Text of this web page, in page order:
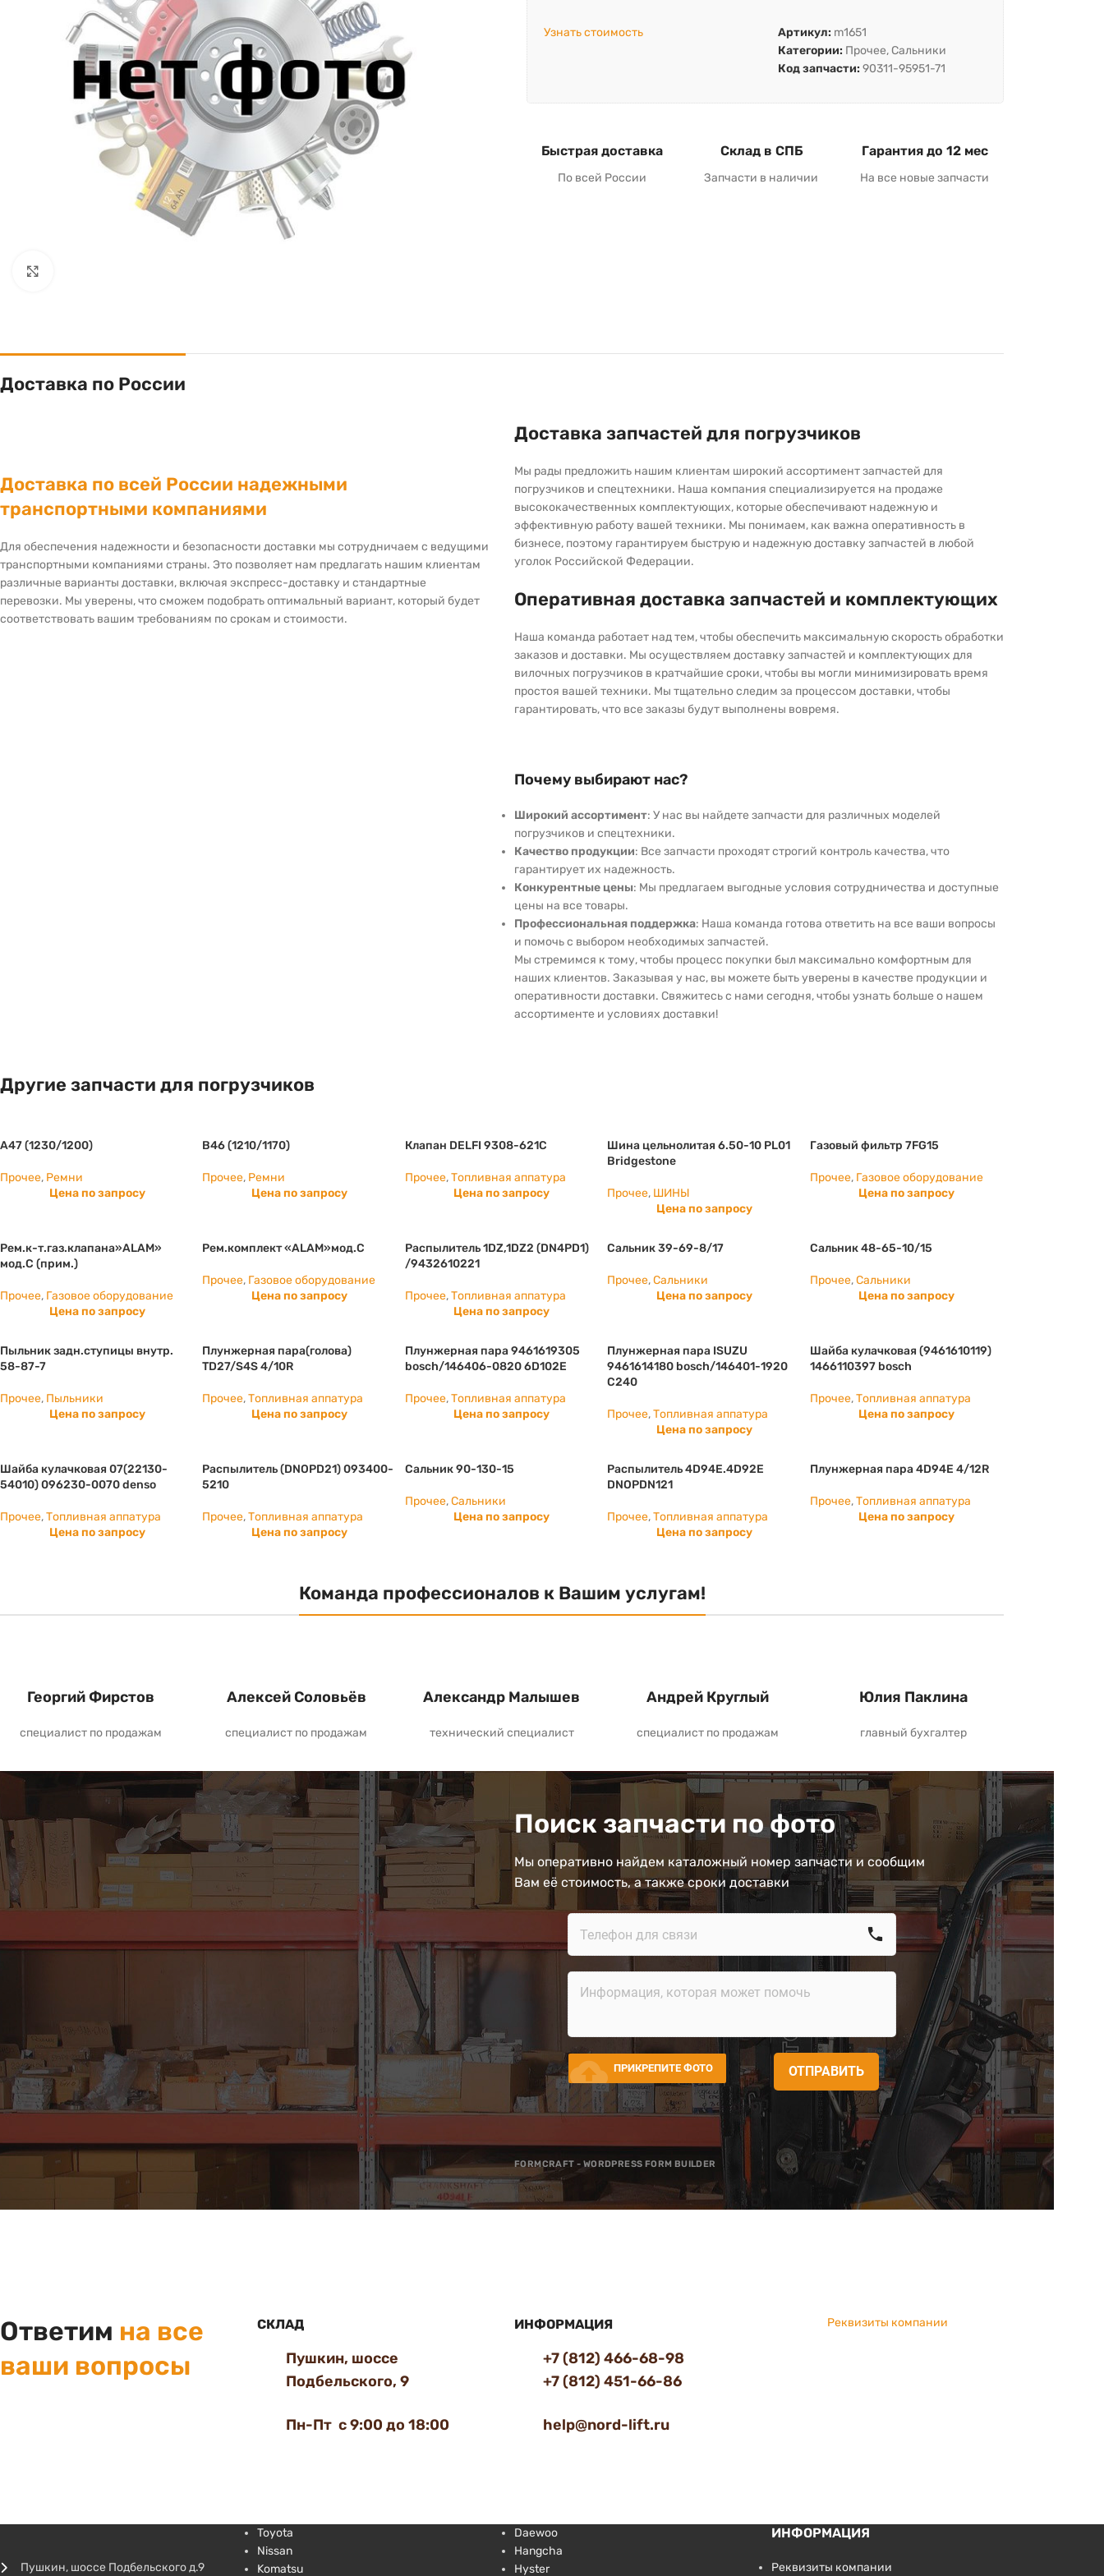
Узнать стоимость Артикул: m1651
Категории: Прочее, Сальники
Код запчасти: 90311-95951-71
Быстрая доставка
По всей России
Склад в СПБ
Запчасти в наличии
Гарантия до 12 мес
На все новые запчасти
Доставка по России
Доставка по всей России надежными
транспортными компаниями
Для обеспечения надежности и безопасности доставки мы сотрудничаем с ведущими
транспортными компаниями страны. Это позволяет нам предлагать нашим клиентам
различные варианты доставки, включая экспресс-доставку и стандартные
перевозки. Мы уверены, что сможем подобрать оптимальный вариант, который будет
соответствовать вашим требованиям по срокам и стоимости.
Доставка запчастей для погрузчиков
Мы рады предложить нашим клиентам широкий ассортимент запчастей для
погрузчиков и спецтехники. Наша компания специализируется на продаже
высококачественных комплектующих, которые обеспечивают надежную и
эффективную работу вашей техники. Мы понимаем, как важна оперативность в
бизнесе, поэтому гарантируем быструю и надежную доставку запчастей в любой
уголок Российской Федерации.
Оперативная доставка запчастей и комплектующих
Наша команда работает над тем, чтобы обеспечить максимальную скорость обработки
заказов и доставки. Мы осуществляем доставку запчастей и комплектующих для
вилочных погрузчиков в кратчайшие сроки, чтобы вы могли минимизировать время
простоя вашей техники. Мы тщательно следим за процессом доставки, чтобы
гарантировать, что все заказы будут выполнены вовремя.
Почему выбирают нас?
Широкий ассортимент: У нас вы найдете запчасти для различных моделей
погрузчиков и спецтехники.
Качество продукции: Все запчасти проходят строгий контроль качества, что
гарантирует их надежность.
Конкурентные цены: Мы предлагаем выгодные условия сотрудничества и доступные
цены на все товары.
Профессиональная поддержка: Наша команда готова ответить на все ваши вопросы
и помочь с выбором необходимых запчастей.
Мы стремимся к тому, чтобы процесс покупки был максимально комфортным для
наших клиентов. Заказывая у нас, вы можете быть уверены в качестве продукции и
оперативности доставки. Свяжитесь с нами сегодня, чтобы узнать больше о нашем
ассортименте и условиях доставки!
Другие запчасти для погрузчиков
А47 (1230/1200)
Прочее, Ремни
Цена по запросу
B46 (1210/1170)
Прочее, Ремни
Цена по запросу
Клапан DELFI 9308-621C
Прочее,Топливная аппатура
Цена по запросу
Шина цельнолитая 6.50-10 PL01
Bridgestone
Прочее, ШИНЫ
Цена по запросу
Газовый фильтр 7FG15
Прочее, Газовое оборудование
Цена по запросу
Рем.к-т.газ.клапана»ALAM»
мод.С (прим.)
Прочее, Газовое оборудование
Цена по запросу
Рем.комплект «ALAM»мод.С
Прочее, Газовое оборудование
Цена по запросу
Распылитель 1DZ,1DZ2 (DN4PD1)
/9432610221
Прочее,Топливная аппатура
Цена по запросу
Сальник 39-69-8/17
Прочее,Сальники
Цена по запросу
Сальник 48-65-10/15
Прочее, Сальники
Цена по запросу
Пыльник задн.ступицы внутр.
58-87-7
Прочее, Пыльники
Цена по запросу
Плунжерная пара(голова)
TD27/S4S 4/10R
Прочее,Топливная аппатура
Цена по запросу
Плунжерная пара 9461619305
bosch/146406-0820 6D102E
Прочее,Топливная аппатура
Цена по запросу
Плунжерная пара ISUZU
9461614180 bosch/146401-1920
С240
Прочее,Топливная аппатура
Цена по запросу
Шайба кулачковая (9461610119)
1466110397 bosch
Прочее, Топливная аппатура
Цена по запросу
Шайба кулачковая 07(22130-
54010) 096230-0070 denso
Прочее,Топливная аппатура
Цена по запросу
Распылитель (DNOPD21) 093400-
5210
Прочее,Топливная аппатура
Цена по запросу
Сальник 90-130-15
Прочее,Сальники
Цена по запросу
Распылитель 4D94E.4D92E
DNOPDN121
Прочее,Топливная аппатура
Цена по запросу
Плунжерная пара 4D94E 4/12R
Прочее, Топливная аппатура
Цена по запросу
Команда профессионалов к Вашим услугам!
Георгий Фирстов
специалист по продажам
Алексей Соловьёв
специалист по продажам
Александр Малышев
технический специалист
Андрей Круглый
специалист по продажам
Юлия Паклина
главный бухгалтер
Поиск запчасти по фото
Мы оперативно найдем каталожный номер запчасти и сообщим
Вам её стоимость, а также сроки доставки
call
cloud_upload ПРИКРЕПИТЕ ФОТО ОТПРАВИТЬ
FORMCRAFT - WORDPRESS FORM BUILDER
Ответим на все
ваши вопросы
СКЛАД
Пушкин, шоссе
Подбельского, 9
Пн-Пт с 9:00 до 18:00
ИНФОРМАЦИЯ
+7 (812) 466-68-98
+7 (812) 451-66-86
help@nord-lift.ru
Реквизиты компании
Пушкин, шоссе Подбельского д.9
Toyota
Nissan
Komatsu
Daewoo
Hangcha
Hyster
ИНФОРМАЦИЯ
Реквизиты компании